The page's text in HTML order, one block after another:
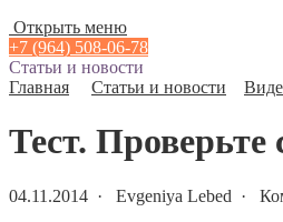
Открыть меню
+7 (964) 508-06-78
Статьи и новости
Главная
Статьи и новости
Тест.
04.11.2014 · Evgeniya Lebed ·